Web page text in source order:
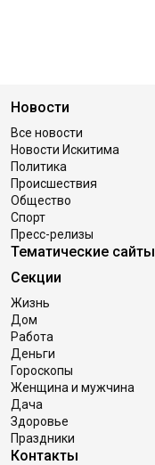
Новости
Все новости
Новости Искитима
Политика
Происшествия
Общество
Спорт
Пресс-релизы
Тематические сайты
Секции
Жизнь
Дом
Работа
Деньги
Гороскопы
Женщина и мужчина
Дача
Здоровье
Праздники
Контакты